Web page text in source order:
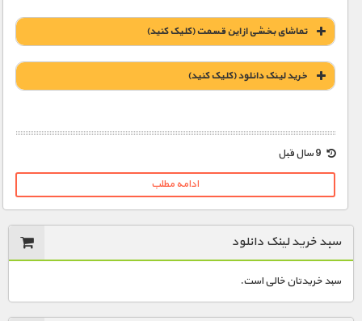
تماشای بخشی از این قسمت (کلیک کنید)
نمونه کیفیت (کلیک کنید)
خريد لينک دانلود (کليک کنيد)
20000 تومان – دانلود تمام قسمت ها (افزودن به سبد خريد)
ادامه مطلب
سبد خرید لینک دانلود
سبد خریدتان خالی است.